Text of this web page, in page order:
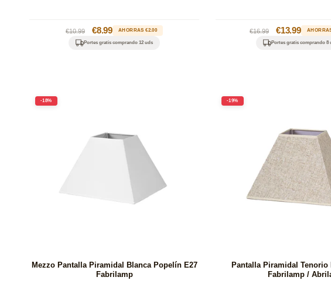
Precio
habitual
€10.99
Precio
oferta
€8.99 AHORRAS €2.00
Portes gratis comprando 12 uds
Precio
habitual
€16.99
Precio
oferta
€13.99
Portes gratis comprando 8
-18%
Mezzo Pantalla Piramidal Blanca Popelín E27
Fabrilamp
-19%
Pantalla Piramidal Tenorio
Fabrilamp /